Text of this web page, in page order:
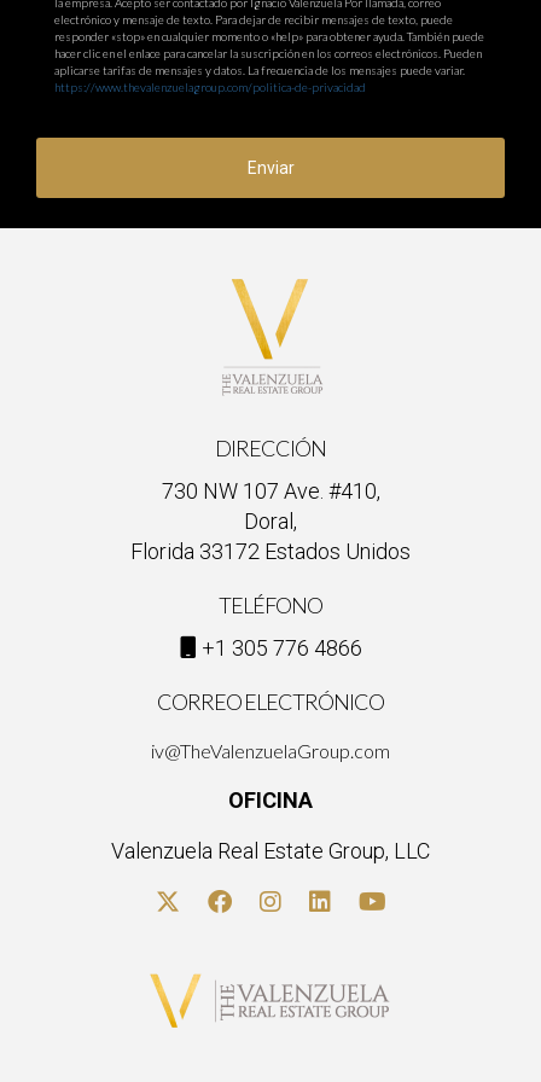
electrónico y mensaje de texto. Para dejar de recibir mensajes de texto, puede
responder «stop» en cualquier momento o «help» para obtener ayuda. También puede
hacer clic en el enlace para cancelar la suscripción en los correos electrónicos. Pueden
aplicarse tarifas de mensajes y datos. La frecuencia de los mensajes puede variar.
https://www.thevalenzuelagroup.com/politica-de-privacidad
Enviar
DIRECCIÓN
730 NW 107 Ave. #410,
Doral,
Florida 33172 Estados Unidos
TELÉFONO
+1 305 776 4866
CORREO ELECTRÓNICO
iv@TheValenzuelaGroup.com
OFICINA
Valenzuela Real Estate Group, LLC